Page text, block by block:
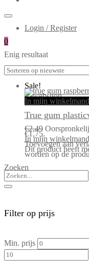
Login / Register
0
Enig resultaat
Sale!
In mijn
True gum
€2,49
€1,75.
In mijn
Toevoegen aan
Dit product heeft
worden op de
Zoeken
Filter op prijs
Min. prijs